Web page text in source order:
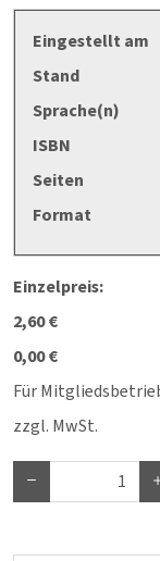
Eingestellt am
Stand
Sprache(n)
ISBN
Seiten
Format
Einzelpreis:
2,60 €
0,00 €
Für
zzgl. MwSt.